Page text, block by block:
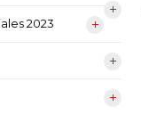
2023